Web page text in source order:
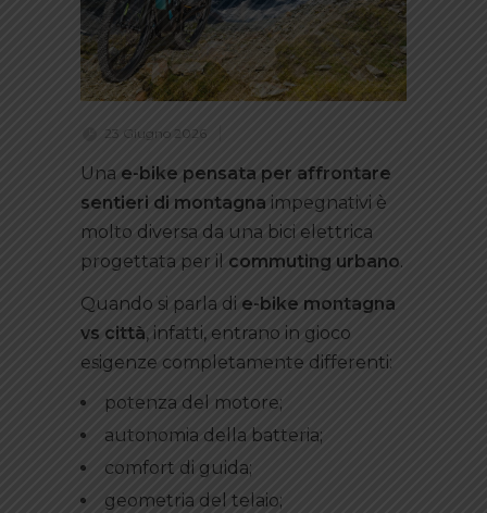
23 Giugno 2026
Una e-bike pensata per affrontare
sentieri di montagna impegnativi è
molto diversa da una bici elettrica
progettata per il commuting urbano.
Quando si parla di e-bike montagna
vs città, infatti, entrano in gioco
esigenze completamente differenti:
potenza del motore;
autonomia della batteria;
comfort di guida;
geometria del telaio;